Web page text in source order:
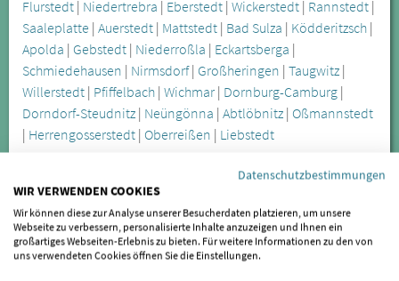
Flurstedt | Niedertrebra | Eberstedt | Wickerstedt | Rannstedt |
Saaleplatte | Auerstedt | Mattstedt | Bad Sulza | Ködderitzsch |
Apolda | Gebstedt | Niederroßla | Eckartsberga |
Schmiedehausen | Nirmsdorf| Großheringen | Taugwitz |
Willerstedt | Pfiffelbach | Wichmar | Dornburg-Camburg |
Dorndorf-Steudnitz | Neüngönna | Abtlöbnitz | Oßmannstedt
| Herrengosserstedt | Oberreißen | Liebstedt
Die Craniomandibuläre Dysfunktion wird oft erst spät
erkannt, lässt sich aber durch spezialisierte Behandler in
Obertrebra anhand verschiedener Symptome feststellen. Zu
den offensichtlicheren Symptomen zählen unter anderem
Datenschutzbestimmungen
WIR VERWENDEN COOKIES
Wir können diese zur Analyse unserer Besucherdaten platzieren, um unsere
Webseite zu verbessern, personalisierte Inhalte anzuzeigen und Ihnen ein
großartiges Webseiten-Erlebnis zu bieten. Für weitere Informationen zu den von
uns verwendeten Cookies öffnen Sie die Einstellungen.